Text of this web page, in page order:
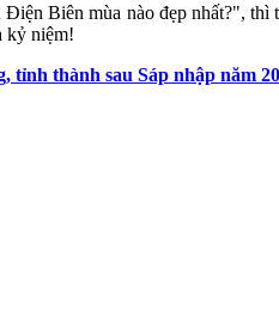
Biên mùa nào đẹp nhất?",
kỷ niệm!
tỉnh thành sau Sáp nhập năm